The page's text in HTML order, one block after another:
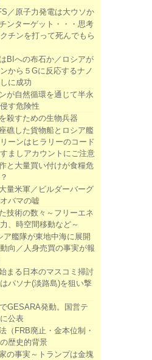
／原子力発電は大ウソか
ンターゲット・・・思考
チンを打って死んでもら
BIへの布石か／ロシアが
から５Gに反応するナノ
に成功
が自然循環を通じて半永
す危険性
殺すための生物兵器
礁した貨物船とロシア艦
ーンはヒラリーのコード
ましアカウントにご注意
と大量買い付けが食糧危
量米軍／ビルダーバーグ
バマの嘘
技術の数々～フリーエネ
、時空間移動など～
ア艦隊が東地中海に展開
向／人身売買の事実が報
まる日本のマスコミ掃討
パソナ(淡路島)を狙い撃
GESARA発動。国営テ
公表
（FRB廃止・金本位制・
歴史的背景
の事実～トランプは金塊